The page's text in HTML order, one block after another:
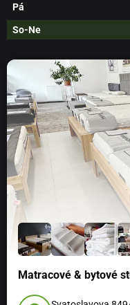
Pá
So-Ne
Matracové & bytové